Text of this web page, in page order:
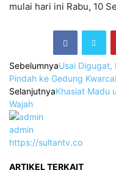
mulai hari ini Rabu, 10
SebelumnyaUsai Digugat,
Pindah ke Gedung
SelanjutnyaKhasiat Madu
Wajah
admin
https://sultantv.co
ARTIKEL TERKAIT